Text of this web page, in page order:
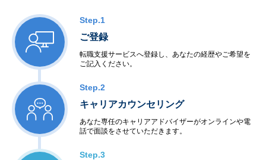
Step.1
ご登録
転職支援サービスへ登録し、あなたの経歴やご希望を
ご記入ください。
Step.2
キャリアカウンセリング
あなた専任のキャリアアドバイザーがオンラインや電
話で面談をさせていただきます。
Step.3